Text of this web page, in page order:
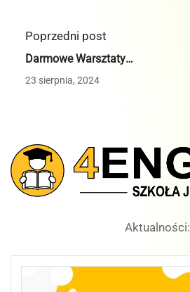
Poprzedni post
Darmowe Warsztaty
Maggie's Birthday
23 sierpnia, 2024
Aktualności: